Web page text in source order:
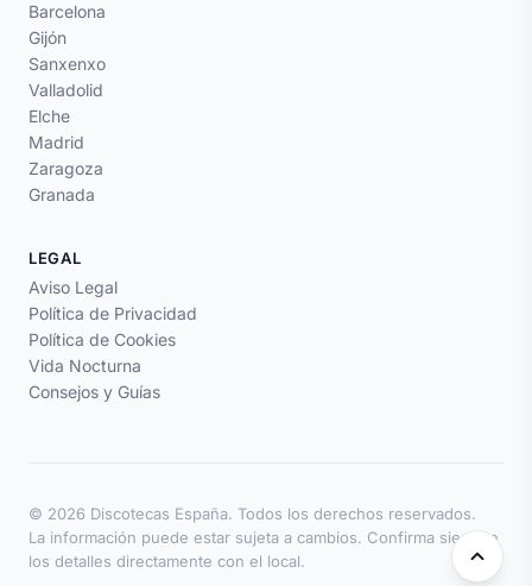
Barcelona
Gijón
Sanxenxo
Valladolid
Elche
Madrid
Zaragoza
Granada
LEGAL
Aviso Legal
Política de Privacidad
Política de Cookies
Vida Nocturna
Consejos y Guías
© 2026 Discotecas España. Todos los derechos reservados.
La información puede estar sujeta a cambios. Confirma siempre
los detalles directamente con el local.